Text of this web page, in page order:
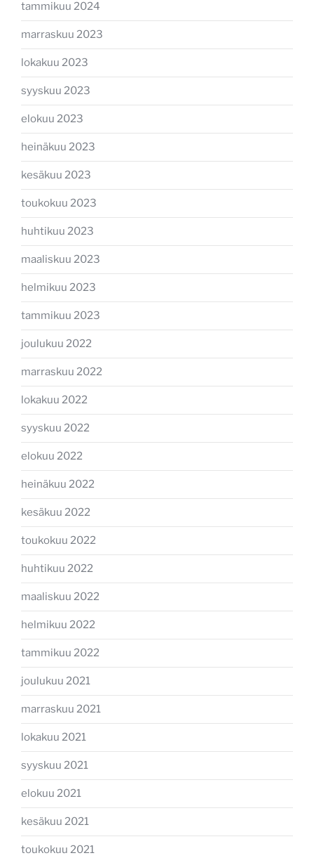
tammikuu 2024
marraskuu 2023
lokakuu 2023
syyskuu 2023
elokuu 2023
heinäkuu 2023
kesäkuu 2023
toukokuu 2023
huhtikuu 2023
maaliskuu 2023
helmikuu 2023
tammikuu 2023
joulukuu 2022
marraskuu 2022
lokakuu 2022
syyskuu 2022
elokuu 2022
heinäkuu 2022
kesäkuu 2022
toukokuu 2022
huhtikuu 2022
maaliskuu 2022
helmikuu 2022
tammikuu 2022
joulukuu 2021
marraskuu 2021
lokakuu 2021
syyskuu 2021
elokuu 2021
kesäkuu 2021
toukokuu 2021